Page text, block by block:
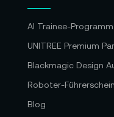
AI Trainee-Programm
UNITREE Premium
Blackmagic Design
Roboter-Führerschein
Blog